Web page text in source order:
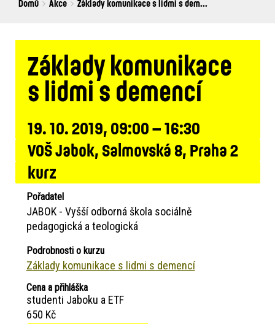
Breadcrumbs
You
Domů Akce Základy komunikace s lidmi s dem...
Základy komunikace
s lidmi s demencí
19. 10. 2019, 09:00 – 16:30
VOŠ Jabok, Salmovská 8, Praha 2
kurz
Pořadatel
JABOK - Vyšší odborná škola sociálně
pedagogická a teologická
Podrobnosti o kurzu
Základy komunikace s lidmi s demencí
Cena a přihláška
studenti Jaboku a ETF
650 Kč